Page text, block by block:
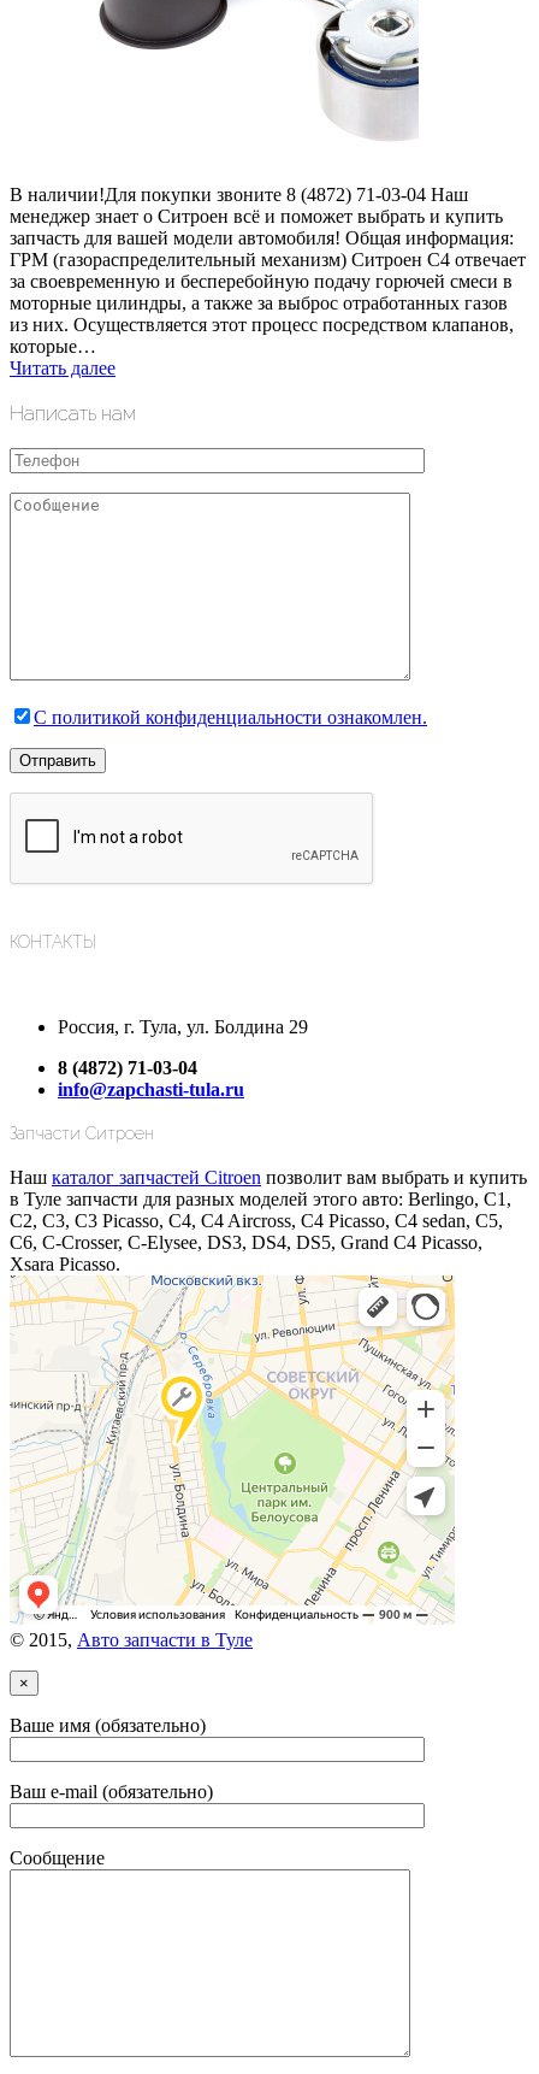
В наличии!Для покупки звоните 8 (4872) 71-03-04 Наш
менеджер знает о Ситроен всё и поможет выбрать и купить
запчасть для вашей модели автомобиля! Общая информация:
ГРМ (газораспределительный механизм) Ситроен С4 отвечает
за своевременную и бесперебойную подачу горючей смеси в
моторные цилиндры, а также за выброс отработанных газов
из них. Осуществляется этот процесс посредством клапанов,
которые…
Читать далее
Написать нам
С политикой конфиденциальности ознакомлен.
КОНТАКТЫ
Россия, г. Тула, ул. Болдина 29
8 (4872) 71-03-04
info@zapchasti-tula.ru
Запчасти Ситроен
Наш каталог запчастей Citroen позволит вам выбрать и купить
в Туле запчасти для разных моделей этого авто: Berlingo, C1,
C2, C3, C3 Picasso, C4, C4 Aircross, C4 Picasso, C4 sedan, C5,
C6, C-Crosser, C-Elysee, DS3, DS4, DS5, Grand C4 Picasso,
Xsara Picasso.
© 2015, Авто запчасти в Туле
×
Ваше имя (обязательно)
Ваш e-mail (обязательно)
Сообщение